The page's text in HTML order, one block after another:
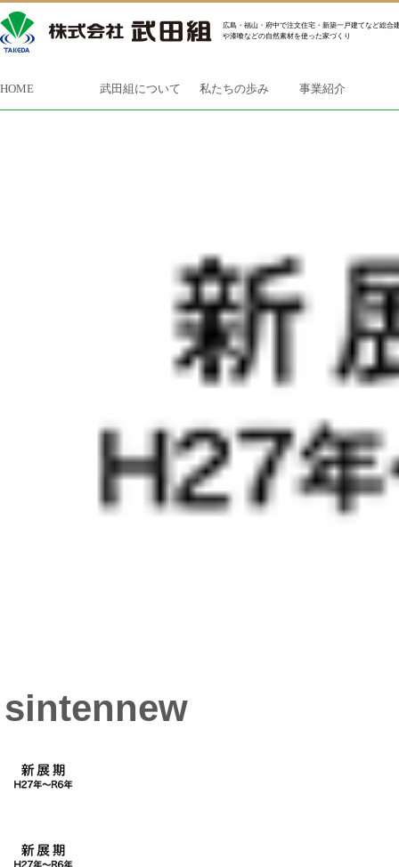
広島・福山・府中で注文住宅・新築一戸建てなど総合
や漆喰などの自然素材を使った家づくり
HOME 武田組について 私たちの歩み 事業紹介
sintennew